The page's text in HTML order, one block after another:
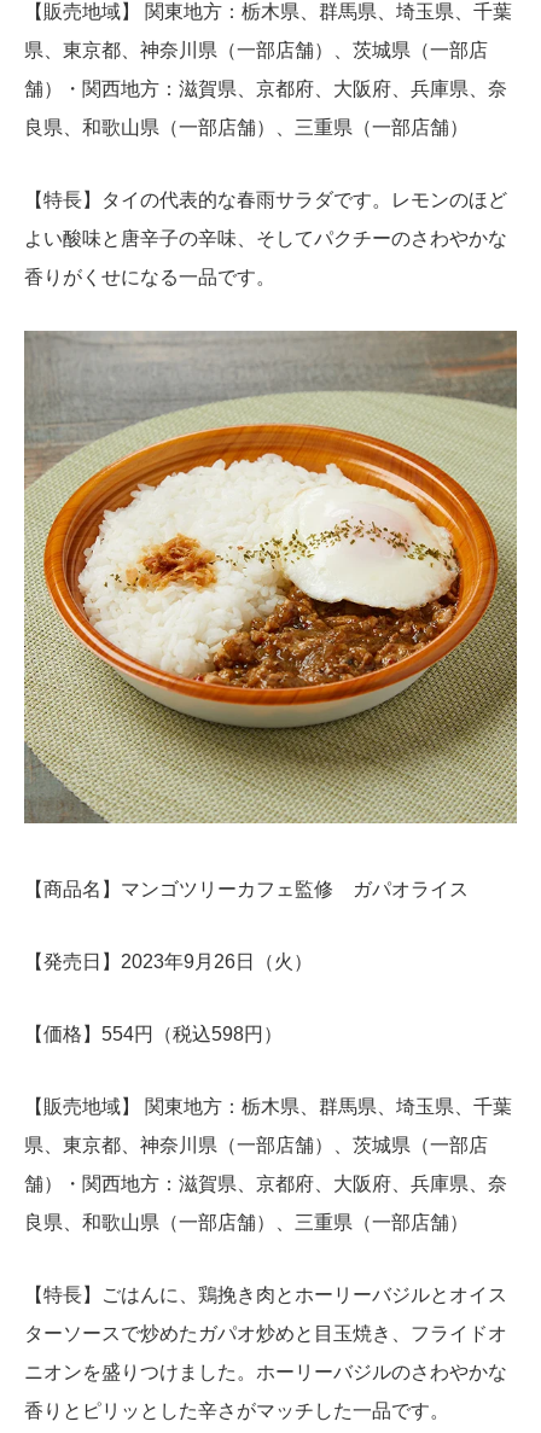
【販売地域】 関東地方：栃木県、群馬県、埼玉県、千葉
県、東京都、神奈川県（一部店舗）、茨城県（一部店
舗）・関西地方：滋賀県、京都府、大阪府、兵庫県、奈
良県、和歌山県（一部店舗）、三重県（一部店舗）
【特長】タイの代表的な春雨サラダです。レモンのほど
よい酸味と唐辛子の辛味、そしてパクチーのさわやかな
香りがくせになる一品です。
【商品名】マンゴツリーカフェ監修 ガパオライス
【発売日】2023年9月26日（火）
【価格】554円（税込598円）
【販売地域】 関東地方：栃木県、群馬県、埼玉県、千葉
県、東京都、神奈川県（一部店舗）、茨城県（一部店
舗）・関西地方：滋賀県、京都府、大阪府、兵庫県、奈
良県、和歌山県（一部店舗）、三重県（一部店舗）
【特長】ごはんに、鶏挽き肉とホーリーバジルとオイス
ターソースで炒めたガパオ炒めと目玉焼き、フライドオ
ニオンを盛りつけました。ホーリーバジルのさわやかな
香りとピリッとした辛さがマッチした一品です。